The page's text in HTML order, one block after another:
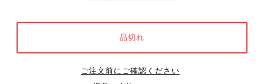
ご注文前にご確認ください